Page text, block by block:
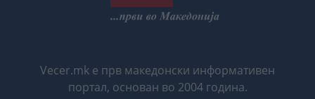
Vecer.mk е прв македонски информативен
портал, основан во 2004 година.